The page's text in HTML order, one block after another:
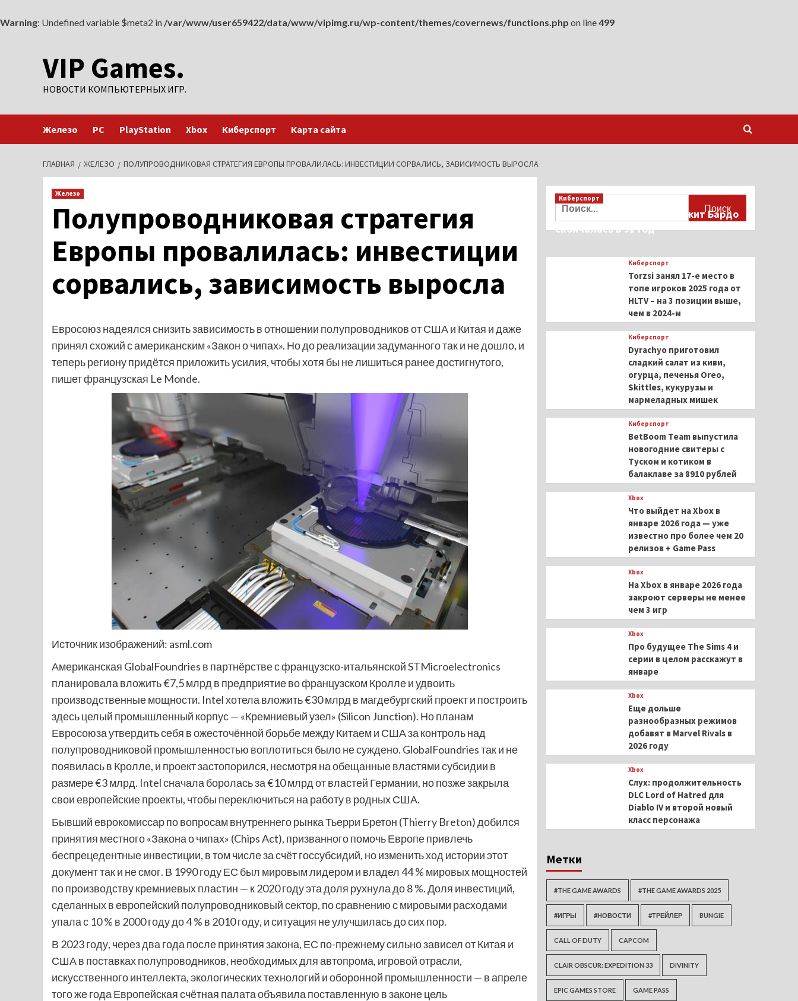
Warning: Undefined variable $meta2 in /var/www/user659422/data/www/vipimg.ru/wp-content/themes/covernews/functions.php on line499
содержимомуVIP Games.
НОВОСТИ КОМПЬЮТЕРНЫХ ИГР.
Железо PC PlayStation Xbox Киберспорт Карта сайта
ГЛАВНАЯ ЖЕЛЕЗО ПОЛУПРОВОДНИКОВАЯ СТРАТЕГИЯ ЕВРОПЫ ПРОВАЛИЛАСЬ: ИНВЕСТИЦИИ СОРВАЛИСЬ, ЗАВИСИМОСТЬ ВЫРОСЛА
Железо
Полупроводниковая стратегия
Европы провалилась: инвестиции
сорвались, зависимость выросла
Евросоюз надеялся снизить зависимость в отношении полупроводников от США и Китая и даже
принял схожий с американским «Закон о чипах». Но до реализации задуманного так и не дошло, и
теперь региону придётся приложить усилия, чтобы хотя бы не лишиться ранее достигнутого,
пишет французская Le Monde.
Источник изображений: asml.com
Американская GlobalFoundries в партнёрстве с французско-итальянской STMicroelectronics
планировала вложить €7,5 млрд в предприятие во французском Кролле и удвоить
производственные мощности. Intel хотела вложить €30 млрд в магдебургский проект и построить
здесь целый промышленный корпус — «Кремниевый узел» (Silicon Junction). Но планам
Евросоюза утвердить себя в ожесточённой борьбе между Китаем и США за контроль над
полупроводниковой промышленностью воплотиться было не суждено. GlobalFoundries так и не
появилась в Кролле, и проект застопорился, несмотря на обещанные властями субсидии в
размере €3 млрд. Intel сначала боролась за €10 млрд от властей Германии, но позже закрыла
свои европейские проекты, чтобы переключиться на работу в родных США.
Бывший еврокомиссар по вопросам внутреннего рынка Тьерри Бретон (Thierry Breton) добился
принятия местного «Закона о чипах» (Chips Act), призванного помочь Европе привлечь
беспрецедентные инвестиции, в том числе за счёт госсубсидий, но изменить ход истории этот
документ так и не смог. В 1990 году ЕС был мировым лидером и владел 44 % мировых мощностей
по производству кремниевых пластин — к 2020 году эта доля рухнула до 8 %. Доля инвестиций,
сделанных в европейский полупроводниковый сектор, по сравнению с мировыми расходами
упала с 10 % в 2000 году до 4 % в 2010 году, и ситуация не улучшилась до сих пор.
В 2023 году, через два года после принятия закона, ЕС по-прежнему сильно зависел от Китая и
США в поставках полупроводников, необходимых для автопрома, игровой отрасли,
искусственного интеллекта, экологических технологий и оборонной промышленности — в апреле
того же года Европейская счётная палата объявила поставленную в законе цель
Найти:
Киберспорт
Французская актриса Брижит Бардо
скончалась в 91 год
Киберспорт
Torzsi занял 17-е место в
топе игроков 2025 года от
HLTV – на 3 позиции выше,
чем в 2024-м
Киберспорт
Dyrachyo приготовил
сладкий салат из киви,
огурца, печенья Oreo,
Skittles, кукурузы и
мармеладных мишек
Киберспорт
BetBoom Team выпустила
новогодние свитеры с
Туском и котиком в
балаклаве за 8910 рублей
Xbox
Что выйдет на Xbox в
январе 2026 года — уже
известно про более чем 20
релизов + Game Pass
Xbox
На Xbox в январе 2026 года
закроют серверы не менее
чем 3 игр
Xbox
Про будущее The Sims 4 и
серии в целом расскажут в
январе
Xbox
Еще дольше
разнообразных режимов
добавят в Marvel Rivals в
2026 году
Xbox
Слух: продолжительность
DLC Lord of Hatred для
Diablo IV и второй новый
класс персонажа
Метки
#THE GAME AWARDS #THE GAME AWARDS 2025
#ИГРЫ #НОВОСТИ #ТРЕЙЛЕР BUNGIE
CALL OF DUTY CAPCOM
CLAIR OBSCUR: EXPEDITION 33 DIVINITY
EPIC GAMES STORE GAME PASS